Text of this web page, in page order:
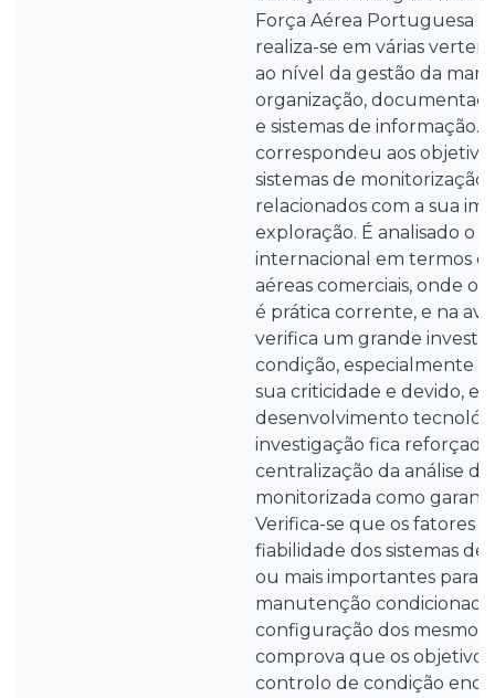
Força Aérea Portuguesa
realiza-se em várias
ao nível da gestão da
organização,
e sistemas de informação.
correspondeu aos
sistemas de monitorização,
relacionados com a sua
exploração. É analisado o
internacional em termos
aéreas comerciais, onde o
é prática corrente, e na
verifica um grande
condição, especialmente
sua criticidade e devido,
desenvolvimento
investigação fica reforçada
centralização da análise
monitorizada como
Verifica-se que os fatores
fiabilidade dos sistemas
ou mais importantes para
manutenção
configuração dos mesmos.
comprova que os
controlo de condição